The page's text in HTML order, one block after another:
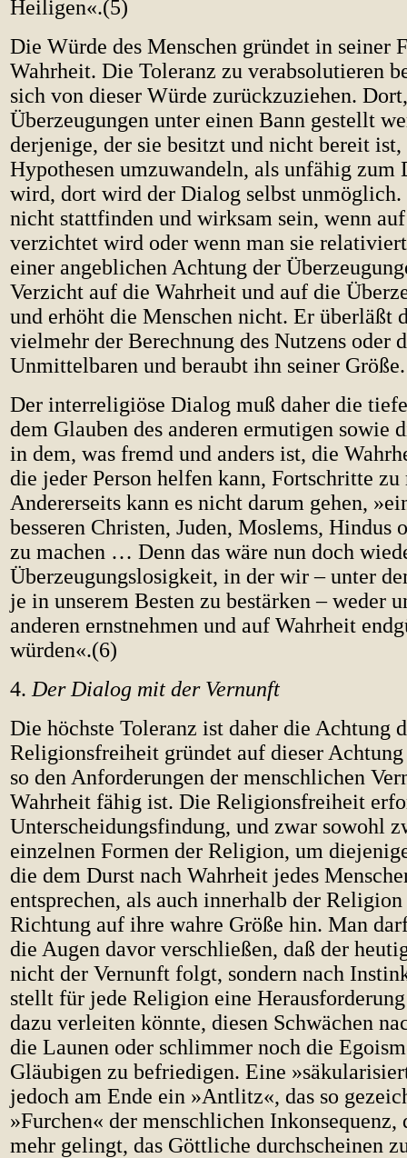
Heiligen«.(5)
Die Würde des Menschen gründet in seiner
Wahrheit. Die Toleranz zu verabsolutieren
sich von dieser Würde zurückzuziehen.
Überzeugungen unter einen Bann gestellt
derjenige, der sie besitzt und nicht bereit
Hypothesen umzuwandeln, als unfähig zum
wird, dort wird der Dialog selbst
nicht stattfinden und wirksam sein, wenn
verzichtet wird oder wenn man sie
einer angeblichen Achtung der
Verzicht auf die Wahrheit und auf die
und erhöht die Menschen nicht. Er überläßt
vielmehr der Berechnung des Nutzens oder
Unmittelbaren und beraubt ihn seiner Größe.
Der interreligiöse Dialog muß daher die
dem Glauben des anderen ermutigen sowie
in dem, was fremd und anders ist, die
die jeder Person helfen kann, Fortschritte zu
Andererseits kann es nicht darum gehen,
besseren Christen, Juden, Moslems, Hindus
zu machen … Denn das wäre nun doch
Überzeugungslosigkeit, in der wir – unter
je in unserem Besten zu bestärken – weder
anderen ernstnehmen und auf Wahrheit
würden«.(6)
4. Der Dialog mit der Vernunft
Die höchste Toleranz ist daher die Achtung
Religionsfreiheit gründet auf dieser
so den Anforderungen der menschlichen
Wahrheit fähig ist. Die Religionsfreiheit
Unterscheidungsfindung, und zwar sowohl
einzelnen Formen der Religion, um
die dem Durst nach Wahrheit jedes
entsprechen, als auch innerhalb der
Richtung auf ihre wahre Größe hin. Man
die Augen davor verschließen, daß der
nicht der Vernunft folgt, sondern nach
stellt für jede Religion eine
dazu verleiten könnte, diesen Schwächen
die Launen oder schlimmer noch die
Gläubigen zu befriedigen. Eine
jedoch am Ende ein »Antlitz«, das so
»Furchen« der menschlichen Inkonsequenz,
mehr gelingt, das Göttliche durchscheinen